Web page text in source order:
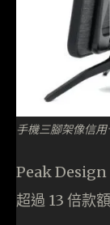
手機三腳架像信
Peak Design
超過 13 倍款